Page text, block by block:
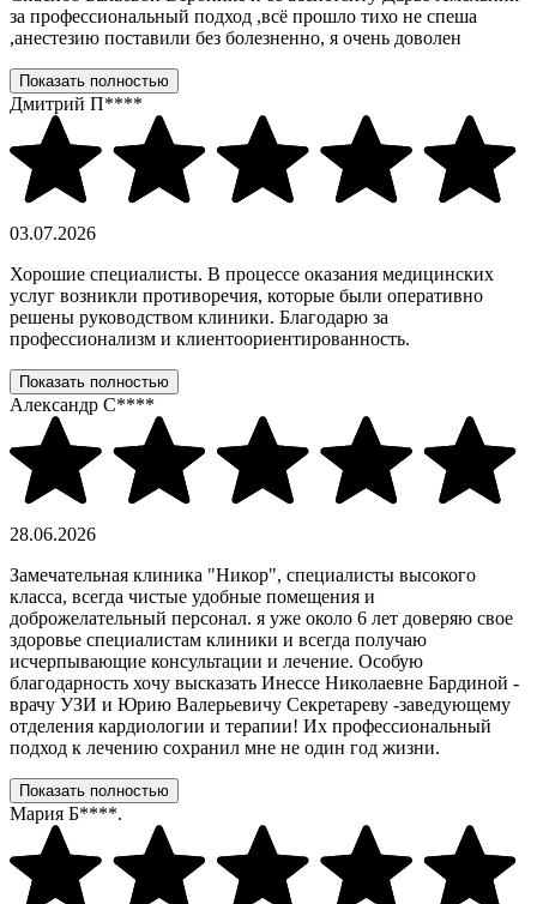
за профессиональный подход ,всё прошло тихо не спеша
,анестезию поставили без болезненно, я очень доволен
Показать полностью
Дмитрий П****
03.07.2026
Хорошие специалисты. В процессе оказания медицинских
услуг возникли противоречия, которые были оперативно
решены руководством клиники. Благодарю за
профессионализм и клиентоориентированность.
Показать полностью
Александр С****
28.06.2026
Замечательная клиника "Никор", специалисты высокого
класса, всегда чистые удобные помещения и
доброжелательный персонал. я уже около 6 лет доверяю свое
здоровье специалистам клиники и всегда получаю
исчерпывающие консультации и лечение. Особую
благодарность хочу высказать Инессе Николаевне Бардиной -
врачу УЗИ и Юрию Валерьевичу Секретареву -заведующему
отделения кардиологии и терапии! Их профессиональный
подход к лечению сохранил мне не один год жизни.
Показать полностью
Мария Б****.